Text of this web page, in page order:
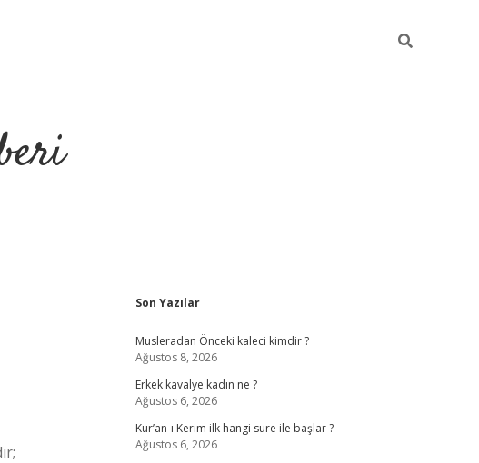
Sidebar
Son Yazılar
Musleradan Önceki kaleci kimdir ?
Ağustos 8, 2026
Erkek kavalye kadın ne ?
Ağustos 6, 2026
Kur’an-ı Kerim ilk hangi sure ile başlar ?
Ağustos 6, 2026
piabellacasino